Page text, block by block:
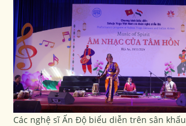
Các nghệ sĩ Ấn Độ biểu diễn trên sân khấu